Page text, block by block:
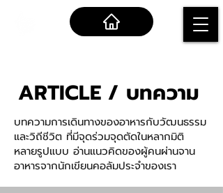
ARTICLE / บทความ
บทความการเดินทางของอาหารกับวัฒนธรรม
และวิถีชีวิต ที่มีจุดร่วมจุดตัดในหลากมิติ
หลายรูปแบบ อ่านแนวคิดของผู้คนผ่านจาน
อาหารจากนักเขียนคอลัมประจำของเรา